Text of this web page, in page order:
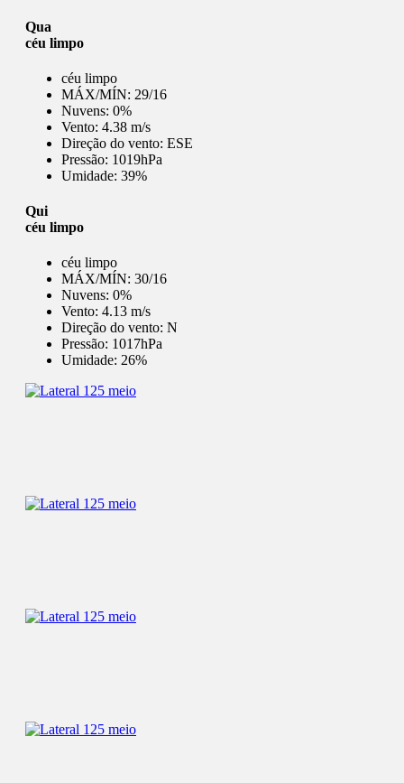
Qua
céu limpo
céu limpo
MÁX/MÍN: 29/16
Nuvens: 0%
Vento: 4.38 m/s
Direção do vento: ESE
Pressão: 1019hPa
Umidade: 39%
Qui
céu limpo
céu limpo
MÁX/MÍN: 30/16
Nuvens: 0%
Vento: 4.13 m/s
Direção do vento: N
Pressão: 1017hPa
Umidade: 26%